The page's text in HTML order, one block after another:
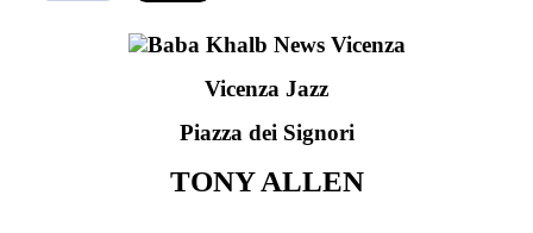
Vicenza Jazz
Piazza dei Signori
TONY ALLEN